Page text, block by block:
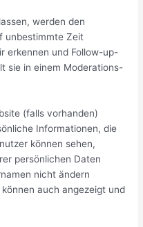
werden den
unbestimmte Zeit
erkennen und Follow-up-
sie in einem Moderations-
(falls vorhanden)
Informationen, die
können sehen,
persönlichen Daten
nicht ändern
auch angezeigt und